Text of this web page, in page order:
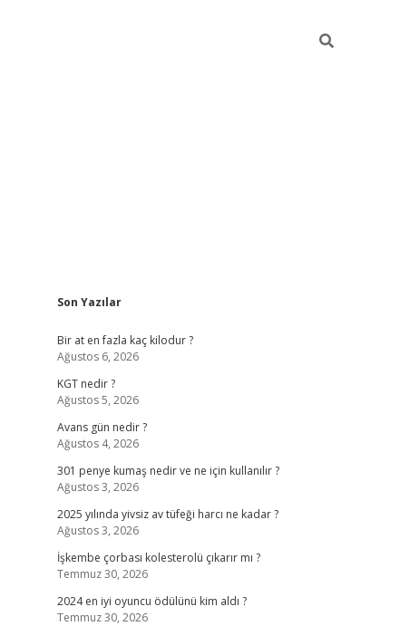
Sidebar
Son Yazılar
Bir at en fazla kaç kilodur ?
Ağustos 6, 2026
KGT nedir ?
Ağustos 5, 2026
Avans gün nedir ?
Ağustos 4, 2026
301 penye kumaş nedir ve ne için kullanılır ?
Ağustos 3, 2026
2025 yılında yivsiz av tüfeği harcı ne kadar ?
Ağustos 3, 2026
İşkembe çorbası kolesterolü çıkarır mı ?
Temmuz 30, 2026
2024 en iyi oyuncu ödülünü kim aldı ?
Temmuz 30, 2026